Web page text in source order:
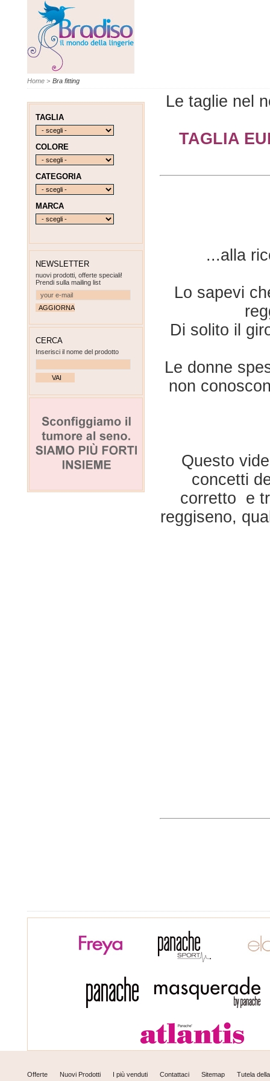
Home > Bra fitting
Le taglie nel
TAGLIA
...alla
Lo sapevi
Di solito il
Le donne
non
Questo
concetti
corretto e
reggiseno,
TAGLIA
COLORE
CATEGORIA
MARCA
NEWSLETTER
nuovi prodotti, offerte speciali!
Prendi sulla mailing list
CERCA
Inserisci il nome del prodotto
Offerte Nuovi Prodotti I più venduti Contattaci Sitemap Tutela